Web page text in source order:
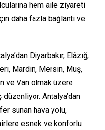
hem aile ziyareti
daha fazla bağlantı ve
Diyarbakır, Elâzığ,
Mardin, Mersin, Muş,
ve Van olmak üzere
Antalya’dan
sunan hava yolu,
esnek ve konforlu